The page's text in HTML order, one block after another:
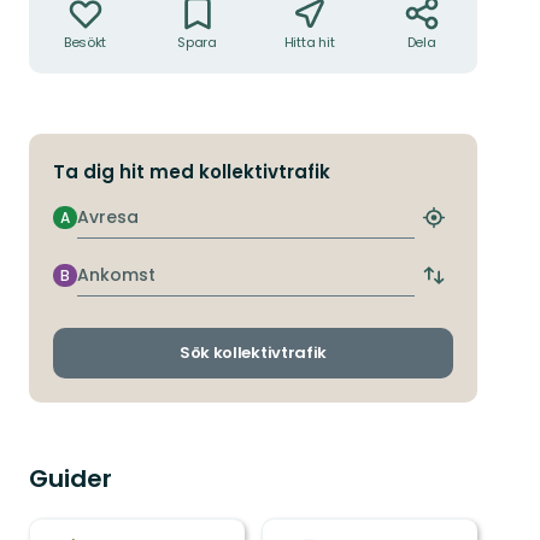
Besökt Spara Hitta hit Dela
Ta dig hit med kollektivtrafik
Avresa
A
Hitta
hållplats
Ankomst
B
Byt
och
Sök kollektivtrafik
Guider